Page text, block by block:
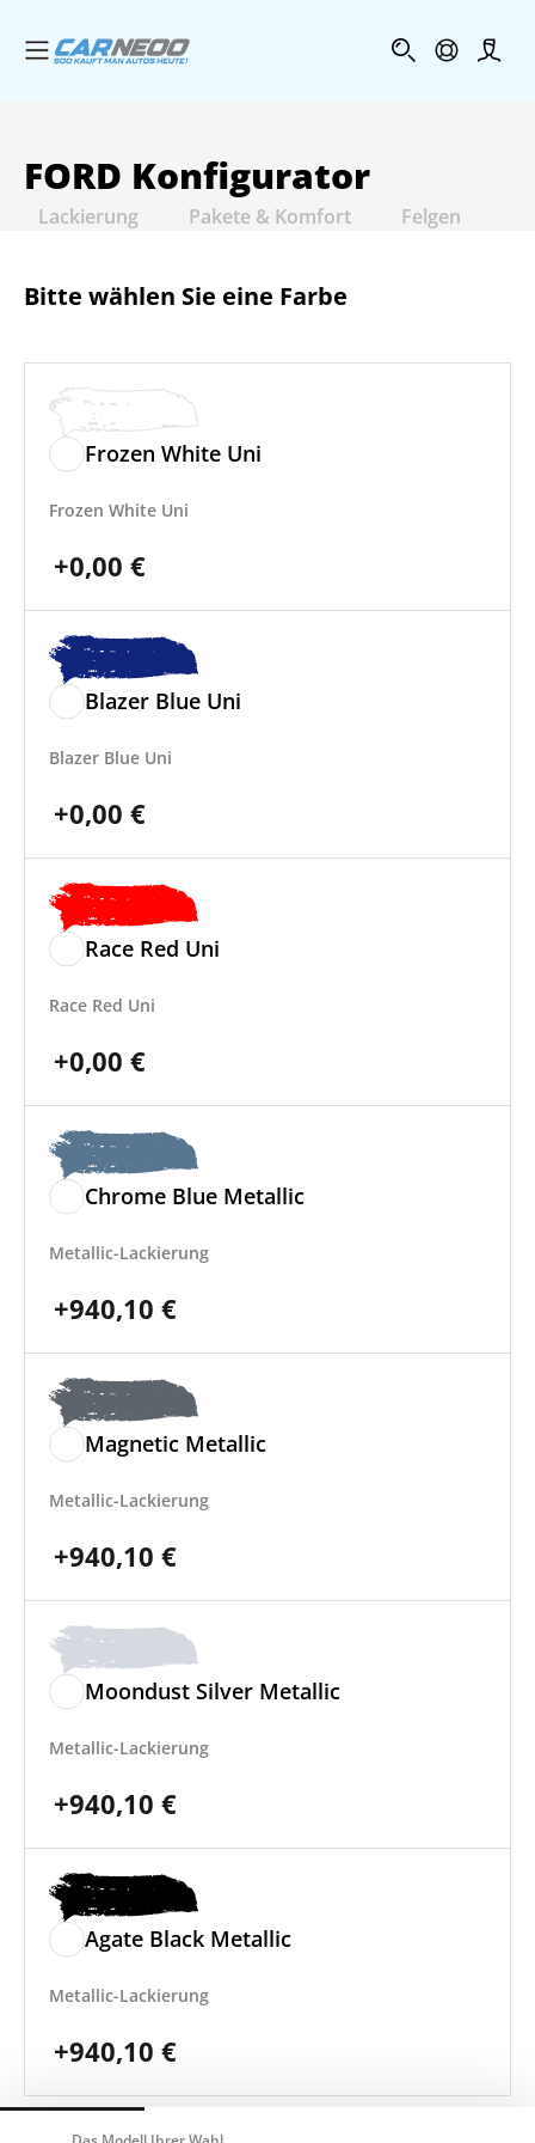
Menü öffnen
FORD Konfigurator
Lackierung Pakete & Komfort Felgen
Bitte wählen Sie eine Farbe
Frozen White Uni
Frozen White Uni
+0,00 €
Blazer Blue Uni
Blazer Blue Uni
+0,00 €
Race Red Uni
Race Red Uni
+0,00 €
Chrome Blue Metallic
Metallic-Lackierung
+940,10 €
Magnetic Metallic
Metallic-Lackierung
+940,10 €
Moondust Silver Metallic
Metallic-Lackierung
+940,10 €
Agate Black Metallic
Metallic-Lackierung
+940,10 €